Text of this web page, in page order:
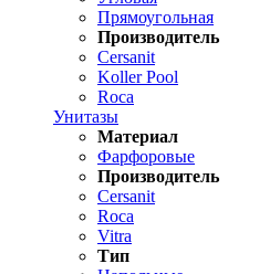
Прямоугольная
Производитель
Cersanit
Koller Pool
Roca
Унитазы
Материал
Фарфоровые
Производитель
Cersanit
Roca
Vitra
Тип